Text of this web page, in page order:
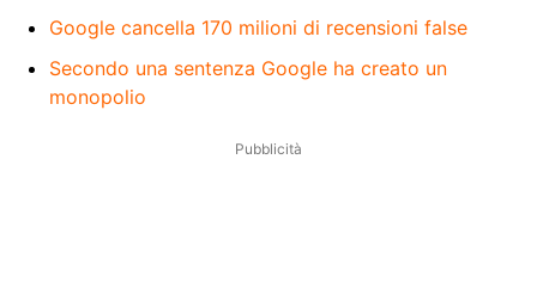
Google cancella 170 milioni di recensioni false
Secondo una sentenza Google ha creato un
monopolio
Pubblicità